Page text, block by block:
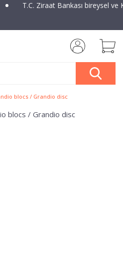
T.C. Ziraat Bankası bireysel
blocs / Grandio disc